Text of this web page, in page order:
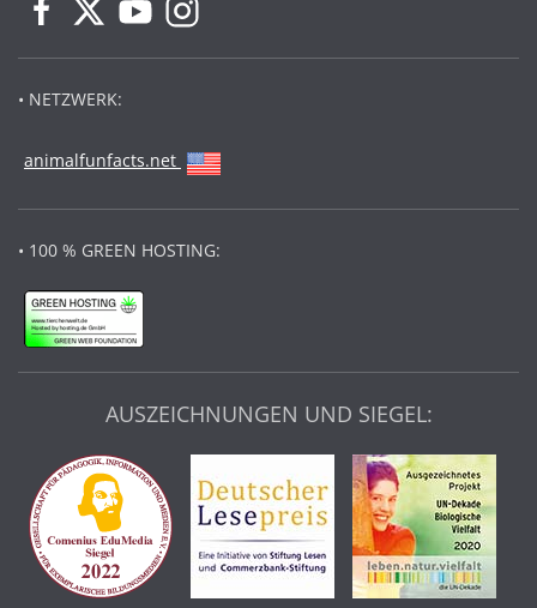
• NETZWERK:
animalfunfacts.net
• 100 % GREEN HOSTING:
AUSZEICHNUNGEN UND SIEGEL: